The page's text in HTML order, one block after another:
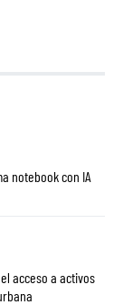
notebook con IA